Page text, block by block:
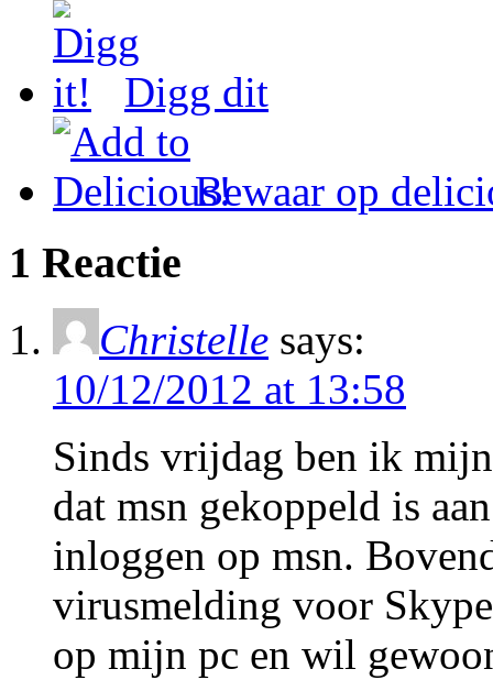
Digg dit
Bewaar op
1 Reactie
Christelle says:
10/12/2012 at 13:58
Sinds vrijdag ben ik
dat msn gekoppeld is
inloggen op msn.
virusmelding voor
op mijn pc en wil